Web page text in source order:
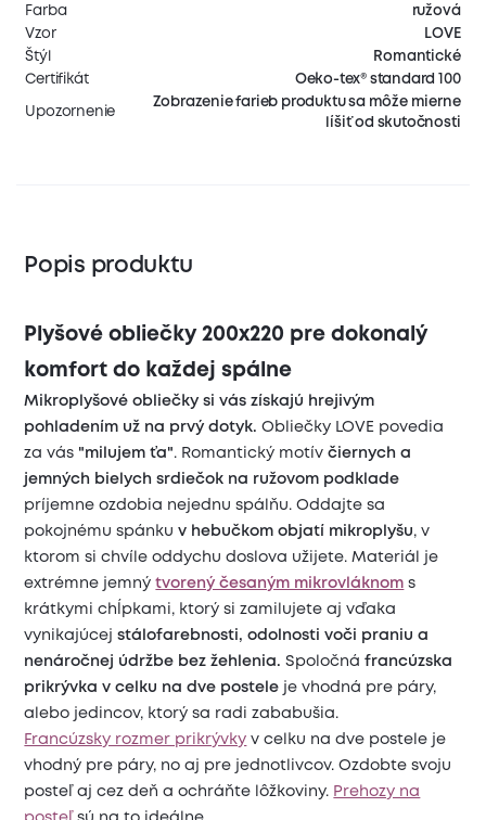
Farba
ružová
Vzor
LOVE
Štýl
Romantické
Certifikát
Oeko-tex® standard 100
Upozornenie
Zobrazenie farieb produktu sa môže mierne
líšiť od skutočnosti
Popis produktu
Plyšové obliečky 200x220 pre dokonalý
komfort do každej spálne
Mikroplyšové obliečky si vás získajú hrejivým
pohladením už na prvý dotyk.Obliečky LOVE povedia
za vás "milujem ťa". Romantický motívčiernych a
jemných bielych srdiečok na ružovom podklade
príjemne ozdobia nejednu spálňu. Oddajte sa
pokojnému spánkuv hebučkom objatí mikroplyšu, v
ktorom si chvíle oddychu doslova užijete. Materiál je
extrémne jemnýtvorený česaným mikrovláknom s
krátkymi chĺpkami, ktorý si zamilujete aj vďaka
vynikajúcejstálofarebnosti, odolnosti voči praniu a
nenáročnej údržbe bez žehlenia.Spoločnáfrancúzska
prikrývka v celku na dve postele je vhodná pre páry,
alebo jedincov, ktorý sa radi zababušia.
Francúzsky rozmer prikrývky v celku na dve postele je
vhodný pre páry, no aj pre jednotlivcov. Ozdobte svoju
posteľ aj cez deň a ochráňte lôžkoviny. Prehozy na